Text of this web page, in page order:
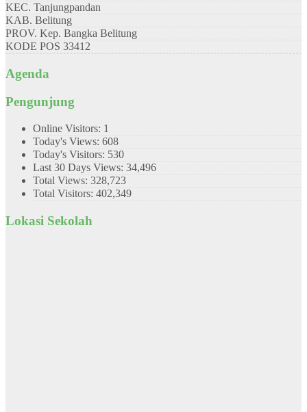
KEC. Tanjungpandan
KAB. Belitung
PROV. Kep. Bangka Belitung
KODE POS 33412
Agenda
Pengunjung
Online Visitors: 1
Today's Views: 608
Today's Visitors: 530
Last 30 Days Views: 34,496
Total Views: 328,723
Total Visitors: 402,349
Lokasi Sekolah